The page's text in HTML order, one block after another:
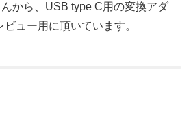
から、USB type C用の変換アダ
ビュー用に頂いています。